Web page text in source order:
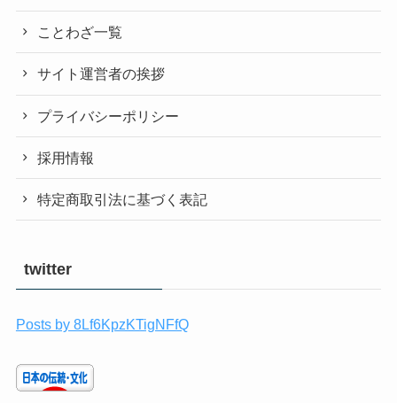
ことわざ一覧
サイト運営者の挨拶
プライバシーポリシー
採用情報
特定商取引法に基づく表記
twitter
Posts by 8Lf6KpzKTigNFfQ